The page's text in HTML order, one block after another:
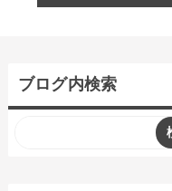
ブログ内検索